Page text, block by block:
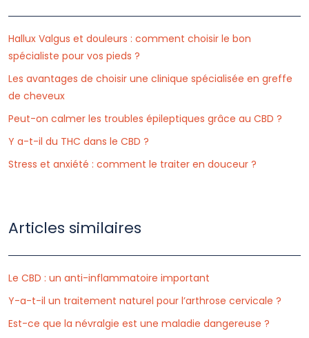
Hallux Valgus et douleurs : comment choisir le bon
spécialiste pour vos pieds ?
Les avantages de choisir une clinique spécialisée en greffe
de cheveux
Peut-on calmer les troubles épileptiques grâce au CBD ?
Y a-t-il du THC dans le CBD ?
Stress et anxiété : comment le traiter en douceur ?
Articles similaires
Le CBD : un anti-inflammatoire important
Y-a-t-il un traitement naturel pour l’arthrose cervicale ?
Est-ce que la névralgie est une maladie dangereuse ?